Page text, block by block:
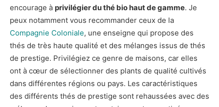
encourage à privilégier du thé bio haut de gamme. Je
peux notamment vous recommander ceux de la
Compagnie Coloniale, une enseigne qui propose des
thés de très haute qualité et des mélanges issus de thés
de prestige. Privilégiez ce genre de maisons, car elles
ont à cœur de sélectionner des plants de qualité cultivés
dans différentes régions ou pays. Les caractéristiques
des différents thés de prestige sont rehaussées avec des